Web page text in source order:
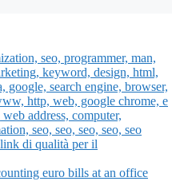
di qualità per il